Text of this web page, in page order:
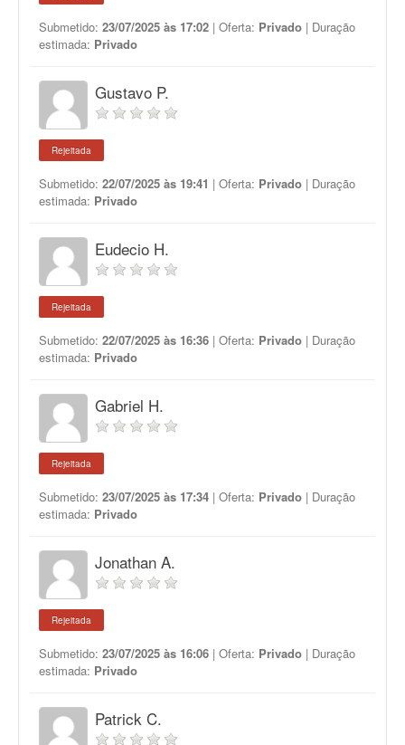
Submetido: 23/07/2025 às 17:02 | Oferta: Privado | Duração
estimada: Privado
Gustavo P.
Rejeitada
Submetido: 22/07/2025 às 19:41 | Oferta: Privado | Duração
estimada: Privado
Eudecio H.
Rejeitada
Submetido: 22/07/2025 às 16:36 | Oferta: Privado | Duração
estimada: Privado
Gabriel H.
Rejeitada
Submetido: 23/07/2025 às 17:34 | Oferta: Privado | Duração
estimada: Privado
Jonathan A.
Rejeitada
Submetido: 23/07/2025 às 16:06 | Oferta: Privado | Duração
estimada: Privado
Patrick C.